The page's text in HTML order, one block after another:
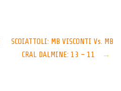
SCOIATTOLI: MB VISCONTI Vs. MB
CRAL DALMINE: 13 – 11
→